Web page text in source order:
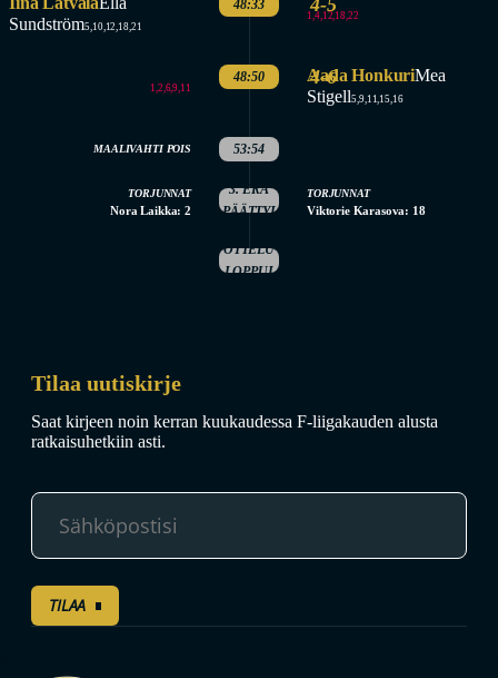
Sundström5,10,12,18,21
48:33 4-5
1,4,12,18,22
1,2,6,9,11
48:50 4-6
Aada HonkuriMea
Stigell5,9,11,15,16
MAALIVAHTI POIS 53:54
TORJUNNAT
Nora Laikka: 2
3. ERÄ
PÄÄTTYI
TORJUNNAT
Viktorie Karasova: 18
OTTELU
LOPPUI
Tilaa uutiskirje
Saat kirjeen noin kerran kuukaudessa F-liigakauden alusta
ratkaisuhetkiin asti.
TILAA